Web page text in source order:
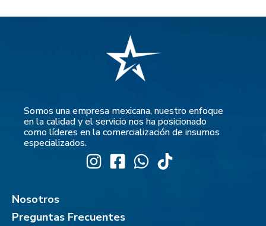
Somos una empresa mexicana, nuestro enfoque
en la calidad y el servicio nos ha posicionado
como líderes en la comercialización de insumos
especializados.
Nosotros
Preguntas Frecuentes